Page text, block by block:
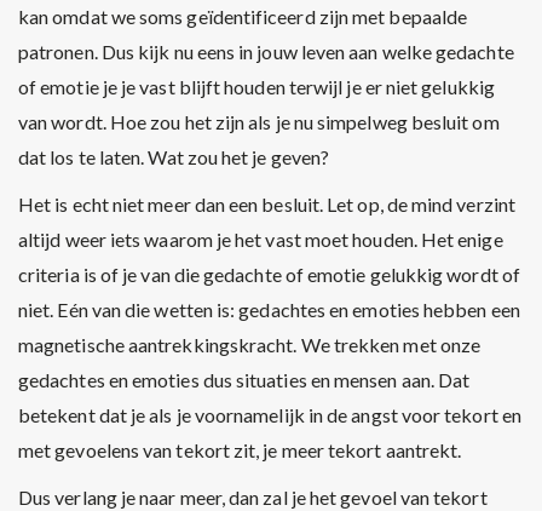
kan omdat we soms geïdentificeerd zijn met bepaalde
patronen. Dus kijk nu eens in jouw leven aan welke gedachte
of emotie je je vast blijft houden terwijl je er niet gelukkig
van wordt. Hoe zou het zijn als je nu simpelweg besluit om
dat los te laten. Wat zou het je geven?
Het is echt niet meer dan een besluit. Let op, de mind verzint
altijd weer iets waarom je het vast moet houden. Het enige
criteria is of je van die gedachte of emotie gelukkig wordt of
niet. Eén van die wetten is: gedachtes en emoties hebben een
magnetische aantrekkingskracht. We trekken met onze
gedachtes en emoties dus situaties en mensen aan. Dat
betekent dat je als je voornamelijk in de angst voor tekort en
met gevoelens van tekort zit, je meer tekort aantrekt.
Dus verlang je naar meer, dan zal je het gevoel van tekort